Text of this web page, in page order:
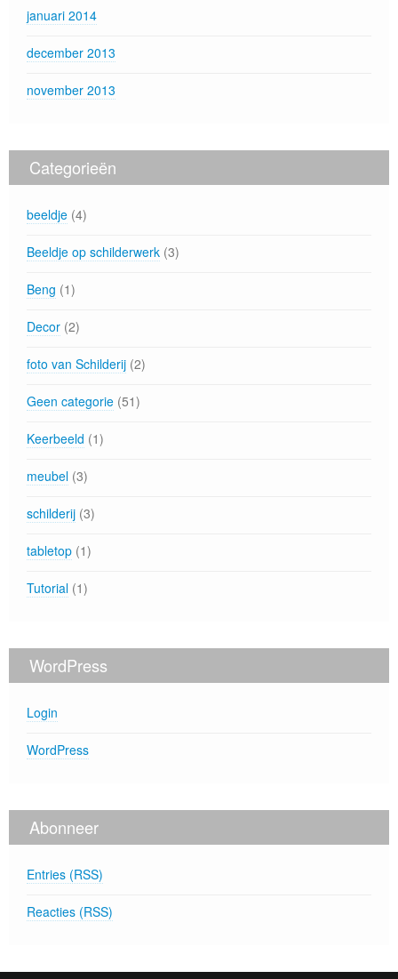
januari 2014
december 2013
november 2013
Categorieën
beeldje (4)
Beeldje op schilderwerk (3)
Beng (1)
Decor (2)
foto van Schilderij (2)
Geen categorie (51)
Keerbeeld (1)
meubel (3)
schilderij (3)
tabletop (1)
Tutorial (1)
WordPress
Login
WordPress
Abonneer
Entries (RSS)
Reacties (RSS)